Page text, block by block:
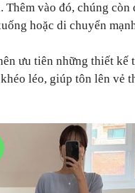
vào đó, chúng còn
hoặc di chuyển
ưu tiên những thiết kế
léo, giúp tôn lên vẻ